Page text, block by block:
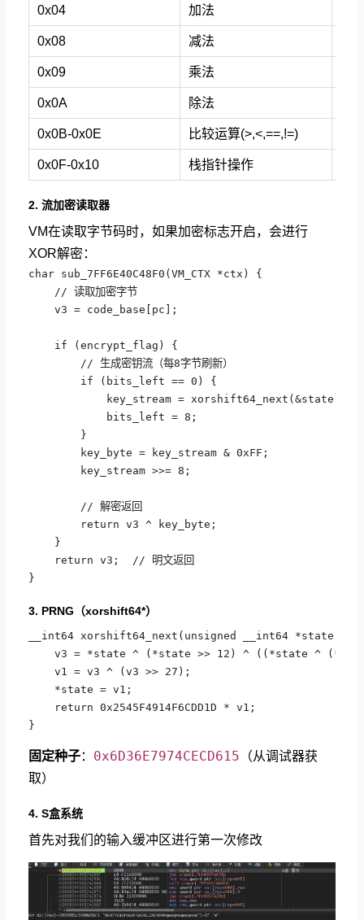
0x04 加法
0x08 减法
0x09 乘法
0x0A 除法
0x0B-0x0E 比较运算(>,<,==,!=)
0x0F-0x10 栈指针操作
2. 流加密读取器
VM在读取字节码时，如果加密标志开启，会进行
XOR解密：
char sub_7FF6E40C48F0(VM_CTX *ctx) {
// 读取加密字节
v3 = code_base[pc];
if (encrypt_flag) {
// 生成密钥流（每8字节刷新）
if (bits_left == 0) {
key_stream = xorshift64_next(&state);
bits_left = 8;
}
key_byte = key_stream & 0xFF;
key_stream >>= 8;
// 解密返回
return v3 ^ key_byte;
}
return v3;  // 明文返回
}
3. PRNG（xorshift64*）
__int64 xorshift64_next(unsigned __int64 *state) {
v3 = *state ^ (*state >> 12) ^ ((*state ^
v1 = v3 ^ (v3 >> 27);
*state = v1;
return 0x2545F4914F6CDD1D * v1;
}
固定种子： 0x6D36E7974CECD615 （从调试器获
取）
4. S盒系统
首先对我们的输入缓冲区进行第一次修改